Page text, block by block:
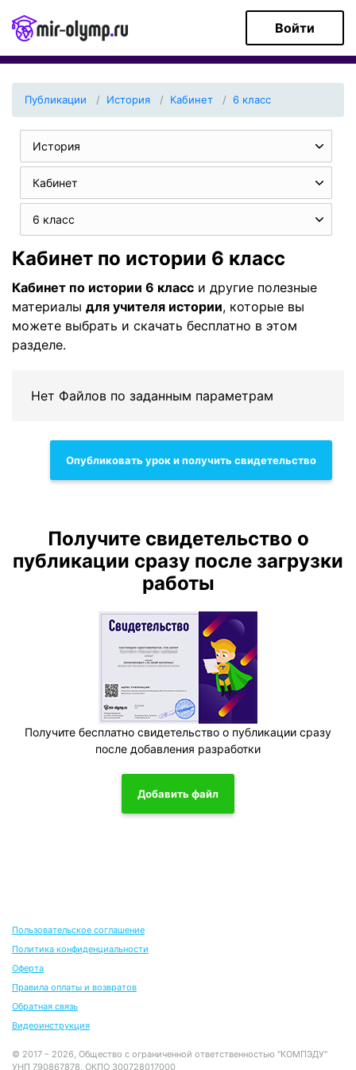
Войти
Публикации История Кабинет 6 класс
История
Кабинет
6 класс
Кабинет по истории 6 класс
Кабинет по истории 6 класс и другие полезные
материалы для учителя истории, которые вы
можете выбрать и скачать бесплатно в этом
разделе.
Нет Файлов по заданным параметрам
Опубликовать урок и получить свидетельство
Получите свидетельство о
публикации сразу после загрузки
работы
Получите бесплатно свидетельство о публикации сразу
после добавления разработки
Добавить файл
Пользовательское соглашение
Политика конфиденциальности
Оферта
Правила оплаты и возвратов
Обратная связь
Видеоинструкция
© 2017 – 2026, Общество с ограниченной ответственностью "КОМПЭДУ"
УНП 790867878, ОКПО 300728017000